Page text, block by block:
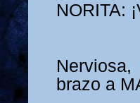
NORITA:
brazo a